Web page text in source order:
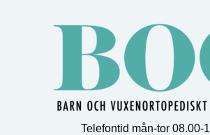
Telefontid mån-tor 08.00-